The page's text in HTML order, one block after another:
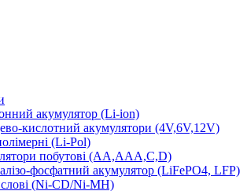
акумулятор (Li-ion)
кислотний акумулятори (4V,6V,12V)
(Li-Pol)
побутові (AA,AAA,C,D)
фосфатний акумулятор (LiFePO4, LFP)
(Ni-CD/Ni-MH)